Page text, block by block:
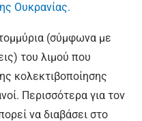
Ουκρανίας.
(σύμφωνα με
του λιμού που
κολεκτιβοποίησης
Περισσότερα για τον
να διαβάσει στο